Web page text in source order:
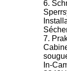
6.
7.
In-